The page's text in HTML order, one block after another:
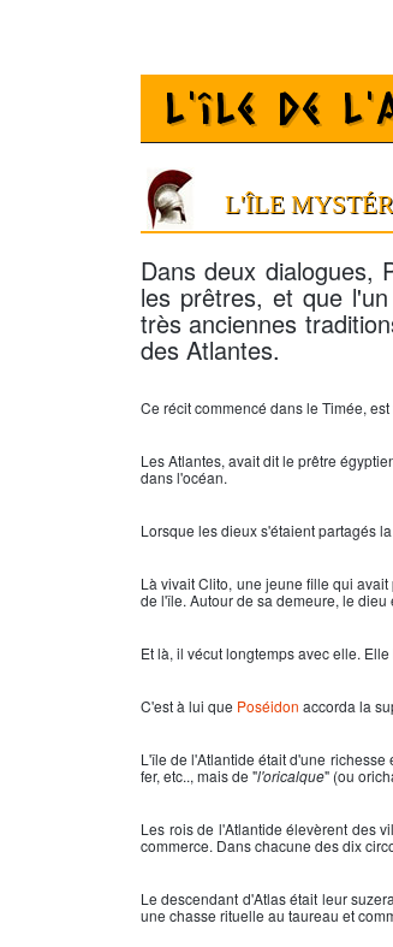
L'île de
L'ÎLE
Dans deux dialogues,
les prêtres, et que
très anciennes
des Atlantes.
Ce récit commencé dans le Timée,
LesAtlantes, avait dit le prêtre
dans l'océan.
Lorsque les dieux s'étaient partagés
Là vivait Clito, une jeune fille qui
de l'île. Autour de sa demeure, le
Et là, il vécut longtemps avec elle.
C'est à lui que Poséidon accorda la
L'île de l'Atlantide était d'une richesse
fer, etc.., mais de "l'oricalque" (ou
Les rois de l'Atlantide élevèrent des
commerce. Dans chacune des dix
Le descendant d'Atlas était leur
une chasse rituelle au taureau et